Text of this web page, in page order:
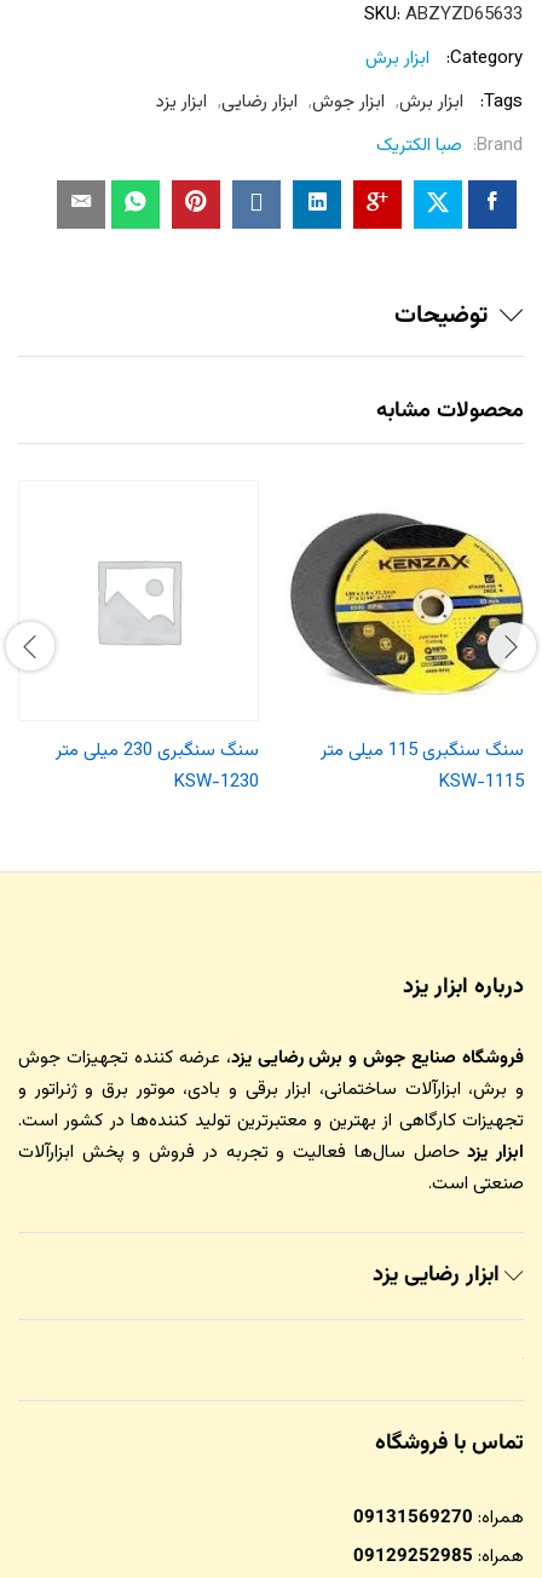
SKU: ABZYZD65633
Category:
ابزار برش
Tags:
ابزار برش, ابزار جوش, ابزار رضایی, ابزار یزد
Brand: صبا الکتریک
توضیحات
محصولات مشابه
سنگ سنگبری 115 میلی متر
KSW-1115
سنگ سنگبری 230 میلی متر
KSW-1230
درباره ابزار یزد
فروشگاه صنایع جوش و برش رضایی یزد، عرضه کننده تجهیزات جوش
و برش، ابزارآلات ساختمانی، ابزار برقی و بادی، موتور برق و ژنراتور و
تجهیزات کارگاهی از بهترین و معتبرترین تولید کننده‌ها در کشور است.
ابزار یزدحاصل سال‌ها فعالیت و تجربه در فروش و پخش ابزارآلات
صنعتی است.
ابزار رضایی یزد
تماس با فروشگاه
همراه: 09131569270
همراه: 09129252985